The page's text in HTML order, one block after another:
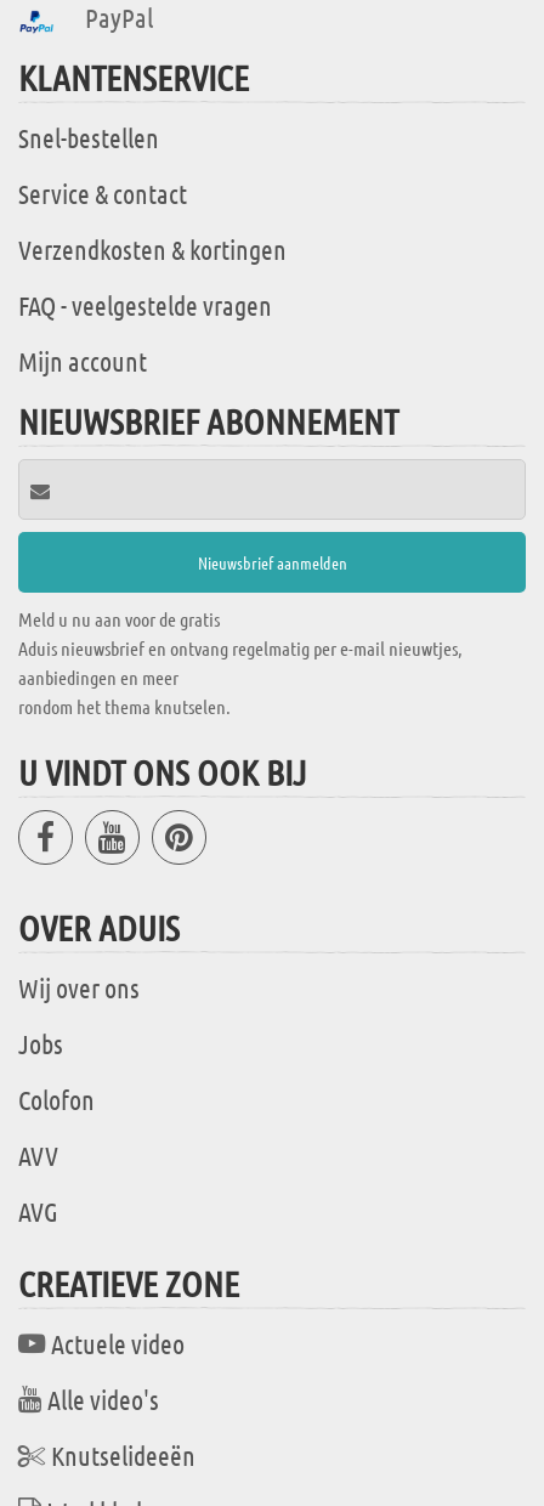
PayPal
KLANTENSERVICE
Snel-bestellen
Service & contact
Verzendkosten & kortingen
FAQ - veelgestelde vragen
Mijn account
NIEUWSBRIEF ABONNEMENT
Meld u nu aan voor de gratis
Aduis nieuwsbrief en ontvang regelmatig per e-mail nieuwtjes,
aanbiedingen en meer
rondom het thema knutselen.
U VINDT ONS OOK BIJ
OVER ADUIS
Wij over ons
Jobs
Colofon
AVV
AVG
CREATIEVE ZONE
Actuele video
Alle video's
Knutselideeën